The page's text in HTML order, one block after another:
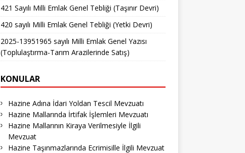
421 Sayılı Milli Emlak Genel Tebliği (Taşınır Devri)
420 sayılı Milli Emlak Genel Tebliği (Yetki Devri)
2025-13951965 sayılı Milli Emlak Genel Yazısı
(Toplulaştırma-Tarım Arazilerinde Satış)
KONULAR
Hazine Adına İdari Yoldan Tescil Mevzuatı
Hazine Mallarında İrtifak İşlemleri Mevzuatı
Hazine Mallarının Kiraya Verilmesiyle İlgili
Mevzuat
Hazine Taşınmazlarında Ecrimisille İlgili Mevzuat